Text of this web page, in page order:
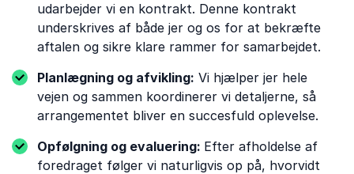
udarbejder vi en kontrakt. Denne kontrakt
underskrives af både jer og os for at bekræfte
aftalen og sikre klare rammer for samarbejdet.
Planlægning og afvikling: Vi hjælper jer hele
vejen og sammen koordinerer vi detaljerne, så
arrangementet bliver en succesfuld oplevelse.
Opfølgning og evaluering: Efter afholdelse af
foredraget følger vi naturligvis op på, hvorvidt